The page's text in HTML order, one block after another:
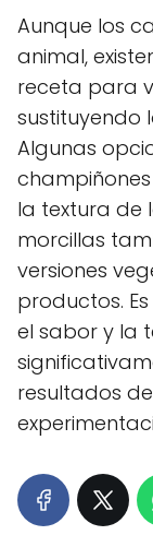
Aunque los
animal,
receta para
sustituyendo
Algunas
la textura de
morcillas
versiones
productos.
el sabor y la
resultados